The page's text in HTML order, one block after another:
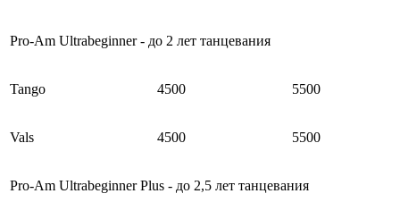
Pro-Am Ultrabeginner - до 2 лет танцевания
Tango 4500 5500
Vals 4500 5500
Pro-Am Ultrabeginner Plus - до 2,5 лет танцевания